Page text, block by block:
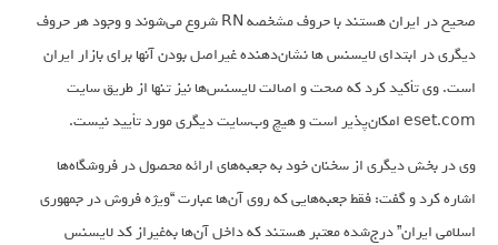
صحیح در ایران هستند با حروف مشخصه RN شروع می‌شوند و وجود هر حروف
دیگری در ابتدای لایسنس ها نشان‌دهنده غیراصل بودن آنها برای بازار ایران
است. وی تأکید کرد که صحت و اصالت لایسنس‌ها نیز تنها از طریق سایت
eset.com امکان‌پذیر است و هیچ وب‌سایت دیگری مورد تأیید نیست.
وی در بخش دیگری از سخنان خود به جعبه‌های ارائه محصول در فروشگاه‌ها
اشاره کرد و گفت: فقط جعبه‌هایی که روی آن‌ها عبارت “ویژه فروش در جمهوری
اسلامی ایران” درج‌شده معتبر هستند که داخل آن‌ها به‌غیراز کد لایسنس